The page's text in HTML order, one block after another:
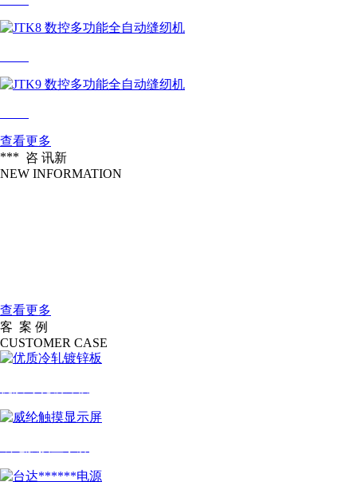
查看更多
***
新
咨 讯
NEW INFORMATION
查看更多
客 案 例
CUSTOMER CASE